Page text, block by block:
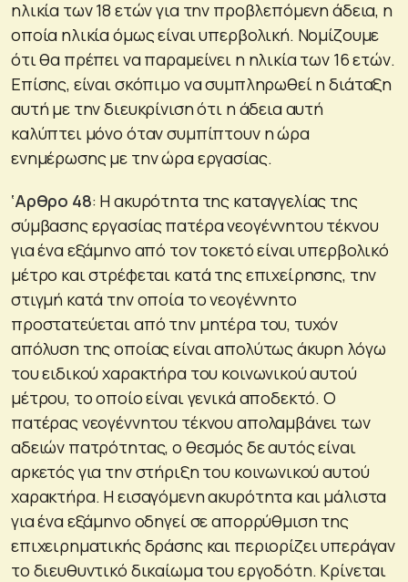
ηλικία των 18 ετών για την προβλεπόμενη άδεια, η
οποία ηλικία όμως είναι υπερβολική. Νομίζουμε
ότι θα πρέπει να παραμείνει η ηλικία των 16 ετών.
Επίσης, είναι σκόπιμο να συμπληρωθεί η διάταξη
αυτή με την διευκρίνιση ότι η άδεια αυτή
καλύπτει μόνο όταν συμπίπτουν η ώρα
ενημέρωσης με την ώρα εργασίας.
‘Αρθρο 48: Η ακυρότητα της καταγγελίας της
σύμβασης εργασίας πατέρα νεογέννητου τέκνου
για ένα εξάμηνο από τον τοκετό είναι υπερβολικό
μέτρο και στρέφεται κατά της επιχείρησης, την
στιγμή κατά την οποία το νεογέννητο
προστατεύεται από την μητέρα του, τυχόν
απόλυση της οποίας είναι απολύτως άκυρη λόγω
του ειδικού χαρακτήρα του κοινωνικού αυτού
μέτρου, το οποίο είναι γενικά αποδεκτό. Ο
πατέρας νεογέννητου τέκνου απολαμβάνει των
αδειών πατρότητας, ο θεσμός δε αυτός είναι
αρκετός για την στήριξη του κοινωνικού αυτού
χαρακτήρα. Η εισαγόμενη ακυρότητα και μάλιστα
για ένα εξάμηνο οδηγεί σε απορρύθμιση της
επιχειρηματικής δράσης και περιορίζει υπεράγαν
το διευθυντικό δικαίωμα του εργοδότη. Κρίνεται